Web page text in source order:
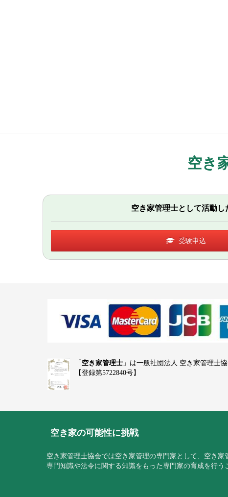
空き
空き家管理士として活動し
受験申込
「 空き家管理士 」は一般社団法人 空き家管理士
【登録第5722840号】
空き家の可能性に挑戦
空き家管理士協会では空き家管理の専門家として、空き
専門知識や法令に関する知識をもった専門家の育成を行う